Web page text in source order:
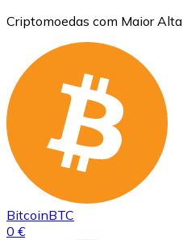
Criptomoedas com Maior Alta
BitcoinBTC
0 €